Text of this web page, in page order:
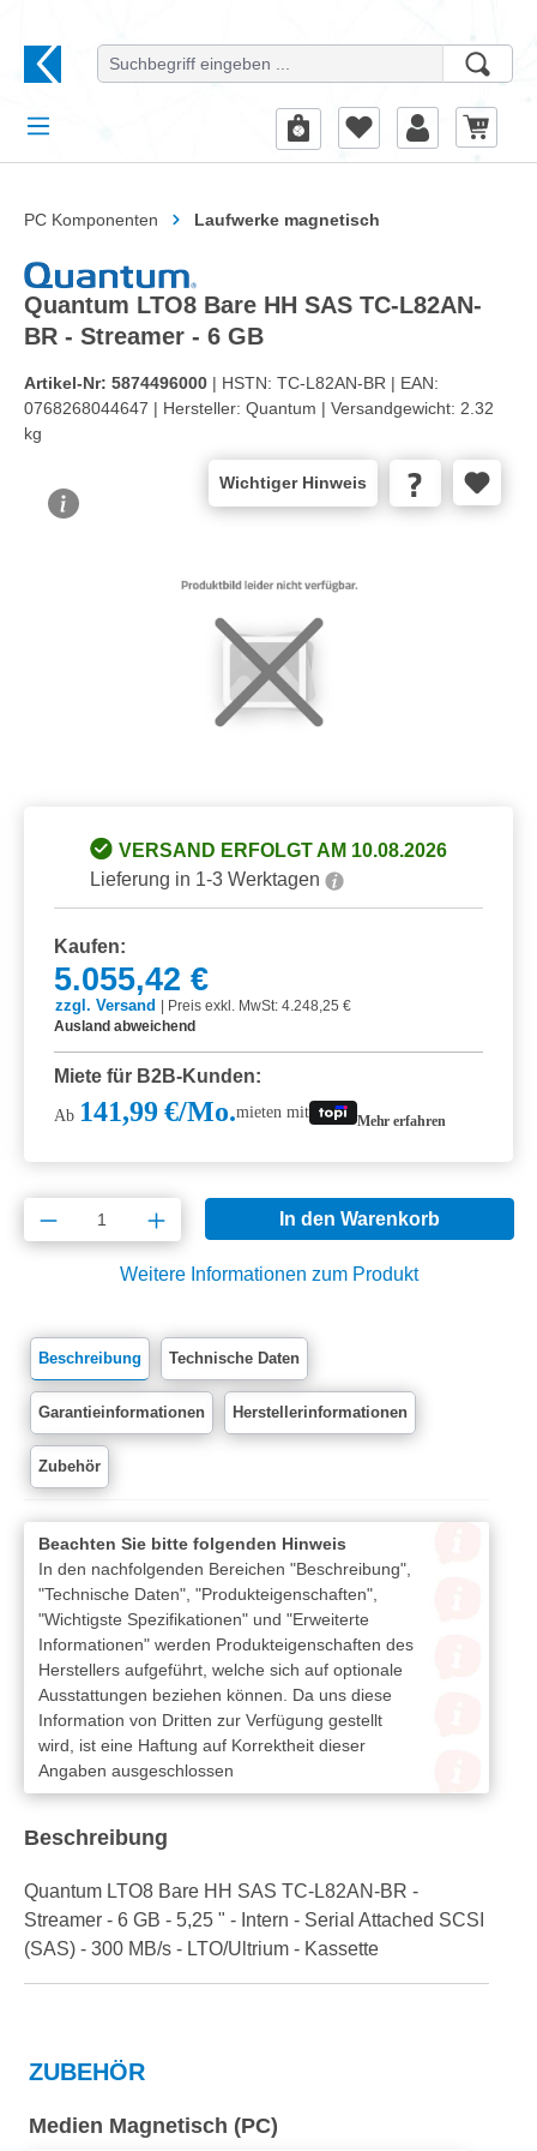
PC Komponenten Laufwerke magnetisch
Quantum LTO8 Bare HH SAS TC-L82AN-
BR - Streamer - 6 GB
Artikel-Nr: 5874496000 | HSTN: TC-L82AN-BR | EAN:
0768268044647 | Hersteller: Quantum | Versandgewicht: 2.32
kg
Wichtiger Hinweis
VERSAND ERFOLGT AM 10.08.2026
Lieferung in 1-3 Werktagen
Kaufen:
5.055,42 €
zzgl. Versand
Preis exkl. MwSt: 4.248,25 €
Ausland abweichend
Miete für B2B-Kunden:
Ab 141,99 €/Mo.mieten mit Mehr erfahren
Produkt Anzahl: Gib den gewünschten
In den Warenkorb
Weitere Informationen zum Produkt
Beschreibung Technische Daten
Garantieinformationen Herstellerinformationen
Zubehör
Beachten Sie bitte folgenden Hinweis
In den nachfolgenden Bereichen "Beschreibung",
"Technische Daten", "Produkteigenschaften",
"Wichtigste Spezifikationen" und "Erweiterte
Informationen" werden Produkteigenschaften des
Herstellers aufgeführt, welche sich auf optionale
Ausstattungen beziehen können. Da uns diese
Information von Dritten zur Verfügung gestellt
wird, ist eine Haftung auf Korrektheit dieser
Angaben ausgeschlossen
Beschreibung
Quantum LTO8 Bare HH SAS TC-L82AN-BR -
Streamer - 6 GB - 5,25 " - Intern - Serial Attached SCSI
(SAS) - 300 MB/s - LTO/Ultrium - Kassette
ZUBEHÖR
Medien Magnetisch (PC)